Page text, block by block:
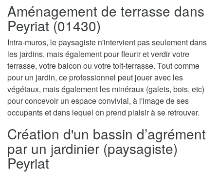
Aménagement de terrasse dans
Peyriat (01430)
Intra-muros, le paysagiste n'intervient pas seulement dans
les jardins, mais également pour fleurir et verdir votre
terrasse, votre balcon ou votre toit-terrasse. Tout comme
pour un jardin, ce professionnel peut jouer avec les
végétaux, mais également les minéraux (galets, bois, etc)
pour concevoir un espace convivial, à l'image de ses
occupants et dans lequel on prend plaisir à se retrouver.
Création d'un bassin d’agrément
par un jardinier (paysagiste)
Peyriat